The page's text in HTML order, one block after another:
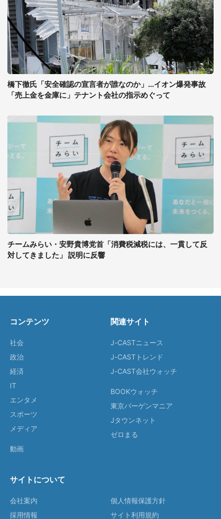
橋下徹氏「安全確認の宣言者が誰なのか」...イオン爆発事故
「売上金を金庫に」テナント会社の指示めぐって
チームみらい・安野貴博党首「消費税減税には、一貫して反
対してきました」 説明に反響
コンテンツ
社会
政治
経済
IT
エンタメ
スポーツ
メディア
動画
関連サイト
J-CASTニュース
J-CASTトレンド
J-CAST会社ウォッチ
BOOKウォッチ
東京バーゲンマニア
Jタウンネット
ゼロまる
サイトについて
会社案内
採用情報
個人情報保護方針
サイト利用規約